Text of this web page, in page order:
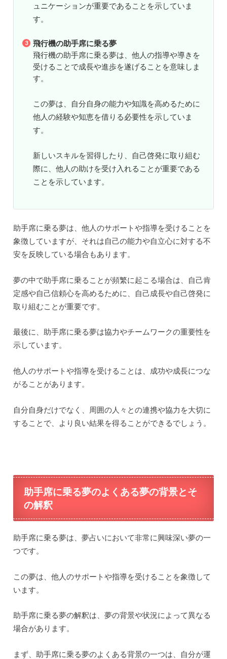
ュニケーションが重要であることを示していま
す。
飛行機の助手席に乗る夢
飛行機の助手席に乗る夢は、他人の指導や導きを
受けることで成長や進歩を遂げることを意味しま
す。
この夢は、自分自身の能力や知識を高めるために
他人の経験や知恵を借りる必要性を示していま
す。
新しいスキルを習得したり、自己啓発に取り組む
際に、他人の助けを受け入れることが重要である
ことを示しています。
助手席に乗る夢は、他人のサポートや指導を受けることを
象徴していますが、それは自己の能力や自立心に対する不
安を反映している場合もあります。
夢の中で助手席に乗ることが頻繁に起こる場合は、自己肯
定感や自己信頼心を高めるために、自己成長や自己啓発に
取り組むことが重要です。
最後に、助手席に乗る夢は協力やチームワークの重要性を
示しています。
他人のサポートや指導を受けることは、成功や成長につな
がることがあります。
自分自身だけでなく、周囲の人々との連携や協力を大切に
することで、より良い結果を得ることができるでしょう。
助手席に乗る夢のよくある夢の背景とそ
の解釈
助手席に乗る夢は、夢占いにおいて非常に興味深い夢の一
つです。
この夢は、他人のサポートや指導を受けることを象徴して
います。
助手席に乗る夢の解釈は、夢の背景や状況によって異なる
場合があります。
まず、助手席に乗る夢のよくある背景の一つは、自分が運